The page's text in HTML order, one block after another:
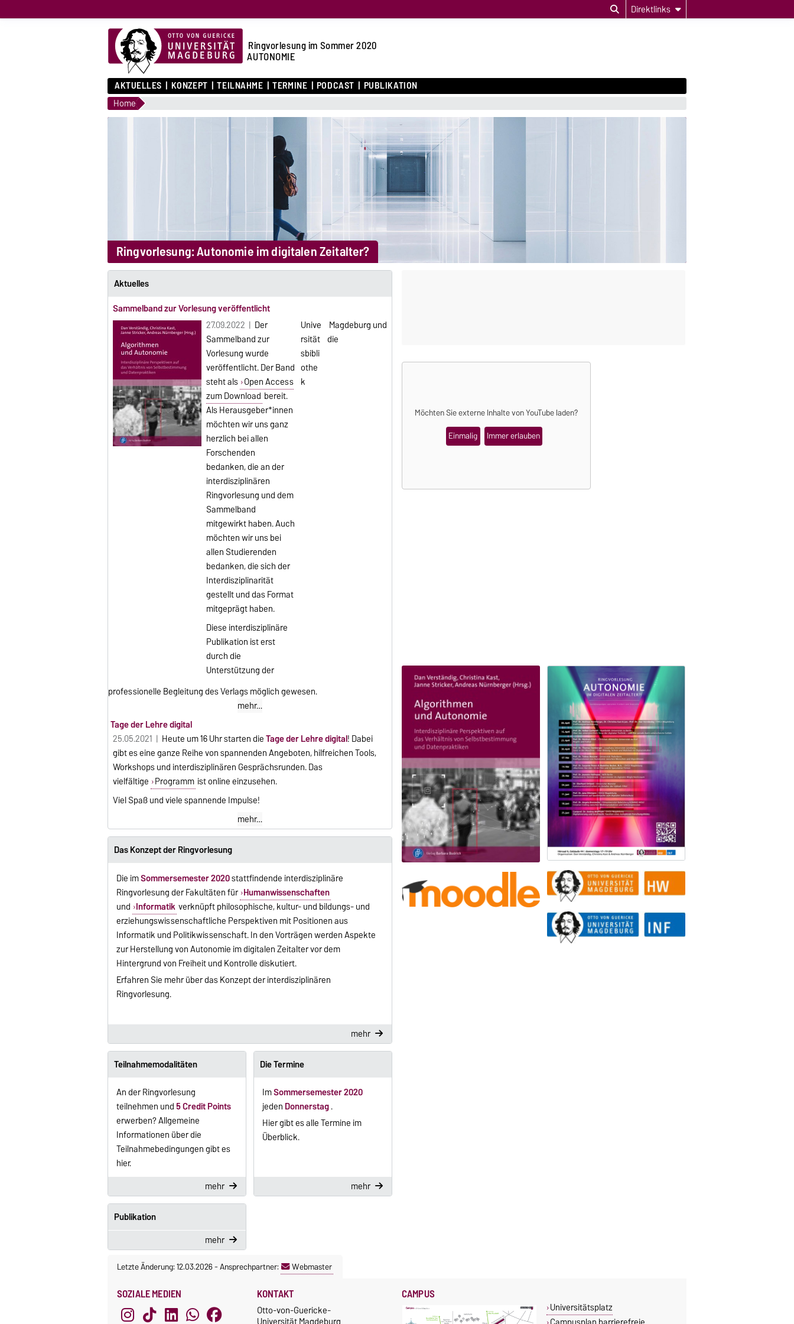
Direktlinks
Ringvorlesung im Sommer 2020
AUTONOMIE
AKTUELLES KONZEPT TEILNAHME TERMINE PODCAST PUBLIKATION
Home
Ringvorlesung: Autonomie im digitalen Zeitalter?
Aktuelles
Sammelband zur Vorlesung veröffentlicht
27.09.2022 | Der
Sammelband zur
Vorlesung wurde
veröffentlicht. Der Band
steht als Open Access
zum Download bereit.
Als Herausgeber*innen
möchten wir uns ganz
herzlich bei allen
Forschenden
bedanken, die an der
interdisziplinären
Ringvorlesung und dem
Sammelband
mitgewirkt haben. Auch
möchten wir uns bei
allen Studierenden
bedanken, die sich der
Interdisziplinarität
gestellt und das Format
mitgeprägt haben.
Diese interdisziplinäre
Publikation ist erst
durch die
Unterstützung der
Unive
rsität
sbibli
othe
k
Magdeburg und
die
professionelle Begleitung des Verlags möglich gewesen.
mehr…
Tage der Lehre digital
25.05.2021 | Heute um 16 Uhr starten dieTage der Lehre digital! Dabei
gibt es eine ganze Reihe von spannenden Angeboten, hilfreichen Tools,
Workshops und interdisziplinären Gesprächsrunden. Das
vielfältige Programm ist online einzusehen.
Viel Spaß und viele spannende Impulse!
mehr…
Das Konzept der Ringvorlesung
Die imSommersemester 2020stattfindende interdisziplinäre
Ringvorlesung der Fakultäten für Humanwissenschaften
und Informatik verknüpft philosophische, kultur- und bildungs- und
erziehungswissenschaftliche Perspektiven mit Positionen aus
Informatik und Politikwissenschaft. In den Vorträgen werden Aspekte
zur Herstellung von Autonomie im digitalen Zeitalter vor dem
Hintergrund von Freiheit und Kontrolle diskutiert.
Erfahren Sie mehr über das Konzept der interdisziplinären
Ringvorlesung.
mehr
Teilnahmemodalitäten
An der Ringvorlesung
teilnehmen und5 Credit Points
erwerben? Allgemeine
Informationen über die
Teilnahmebedingungen gibt es
hier.
mehr
Die Termine
ImSommersemester 2020
jeden Donnerstag.
Hier gibt es alle Termine im
Überblick.
mehr
Publikation
mehr
Möchten Sie externe Inhalte vonYouTubeladen?
Einmalig
Immer erlauben
Letzte Änderung: 12.03.2026-Ansprechpartner: Webmaster
SOZIALE MEDIEN KONTAKT
Otto-von-Guericke-
CAMPUS
Universitätsplatz